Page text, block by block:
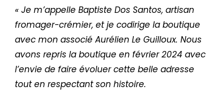
« Je m’appelle Baptiste Dos Santos, artisan
fromager-crémier, et je codirige la boutique
avec mon associé Aurélien Le Guilloux. Nous
avons repris la boutique en février 2024 avec
l’envie de faire évoluer cette belle adresse
tout en respectant son histoire.